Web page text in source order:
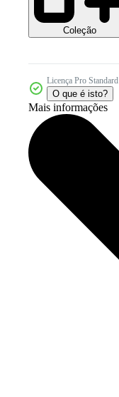
Coleção
Licença Pro Standard
O que é isto?
Mais informações